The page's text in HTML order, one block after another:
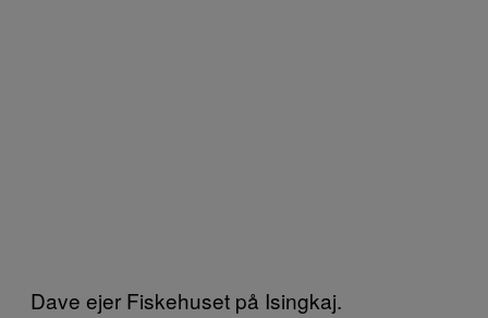
Dave ejer Fiskehuset på Isingkaj.